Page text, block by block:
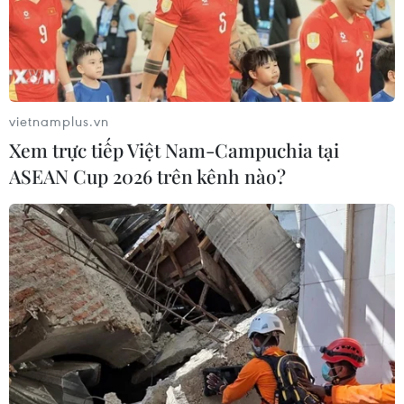
thời gian qua và vẫn đang áp dụng cho đến nay.
Người đứng đầu Ngân hàng Nhà nước cũng lý
giải từ khi áp dụng công cụ hạn mức tín dụng,
cuộc đua tăng lãi suất huy động của các ngân
hàng đã không còn như trước.
Sự thận trọng của Ngân hàng Nhà nước, theo
đánh giá của nhiều chuyên gia cũng là phù hợp
do Ngân hàng Nhà nước phải thắt chặt dòng
tiền để kiểm soát lạm phát nên rất khó kỳ vọng
mức room mới sẽ tăng mạnh. Tín dụng 6 tháng
đã tăng 9,35%, nếu tín dụng tiếp tục tăng
trưởng mạnh thì rõ ràng sẽ làm tăng thêm áp
lực lên kiểm soát lạm phát.
Mặc dù ngân hàng không còn nhiều dư địa tăng
vietnamplus.vn
Xem trực tiếp Việt Nam-Campuchia tại
ASEAN Cup 2026 trên kênh nào?